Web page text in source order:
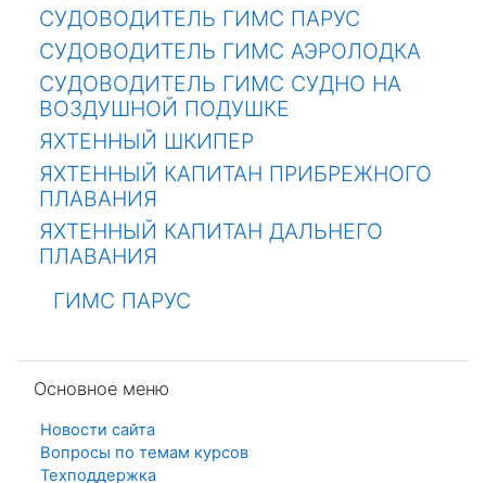
СУДОВОДИТЕЛЬ ГИМС ПАРУС
СУДОВОДИТЕЛЬ ГИМС АЭРОЛОДКА
СУДОВОДИТЕЛЬ ГИМС СУДНО НА
ВОЗДУШНОЙ ПОДУШКЕ
ЯХТЕННЫЙ ШКИПЕР
ЯХТЕННЫЙ КАПИТАН ПРИБРЕЖНОГО
ПЛАВАНИЯ
ЯХТЕННЫЙ КАПИТАН ДАЛЬНЕГО
ПЛАВАНИЯ
ГИМС ПАРУС
Основное меню
Новости сайтаФорум
Вопросы по темам курсовФорум
ТехподдержкаФорум